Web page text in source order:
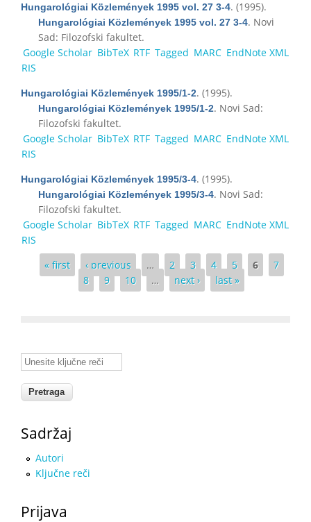
Hungarológiai Közlemények 1995 vol. 27 3-4. (1995).
Hungarológiai Közlemények 1995 vol. 27 3-4. Novi
Sad: Filozofski fakultet.
Google Scholar BibTeX RTF Tagged MARC EndNote XML
RIS
Hungarológiai Közlemények 1995/1-2. (1995).
Hungarológiai Közlemények 1995/1-2. Novi Sad:
Filozofski fakultet.
Google Scholar BibTeX RTF Tagged MARC EndNote XML
RIS
Hungarológiai Közlemények 1995/3-4. (1995).
Hungarológiai Közlemények 1995/3-4. Novi Sad:
Filozofski fakultet.
Google Scholar BibTeX RTF Tagged MARC EndNote XML
RIS
Pages« first ‹ previous … 2 3 4 5 6
7
8
9 10 … next › last »
Unesite ključne reči
Sadržaj
Autori
Ključne reči
Prijava